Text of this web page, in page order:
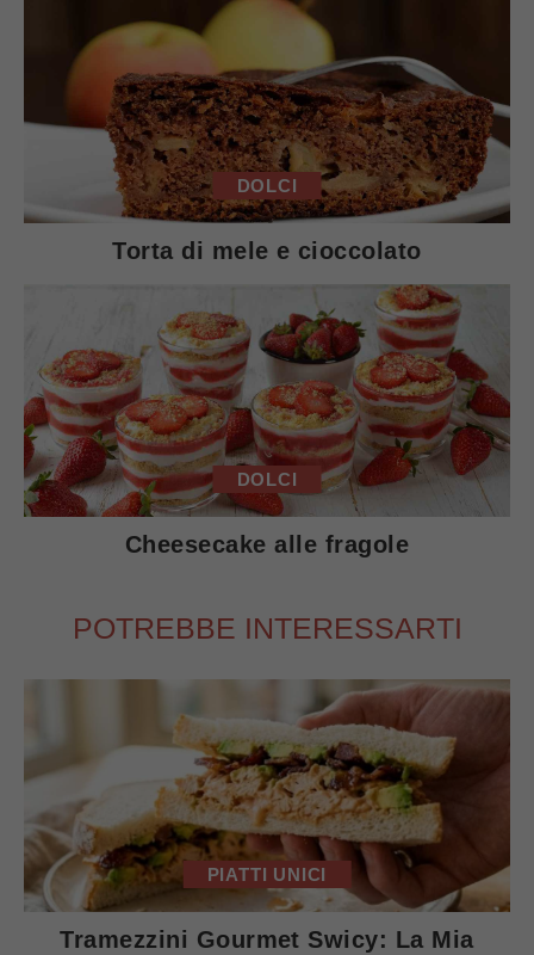
DOLCI
Torta di mele e cioccolato
DOLCI
Cheesecake alle fragole
POTREBBE INTERESSARTI
PIATTI UNICI
Tramezzini Gourmet Swicy: La Mia